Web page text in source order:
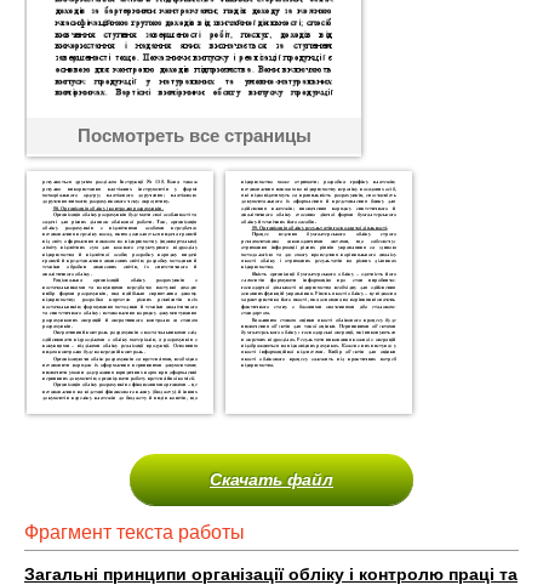
Посмотреть все страницы
Скачать файл
Фрагмент текста работы
Загальні принципи організації обліку і контролю праці та